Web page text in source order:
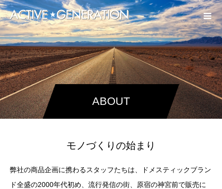
ABOUT
モノづくりの始まり
弊社の商品企画に携わるスタッフたちは、ドメスティックブラン
ド全盛の2000年代初め、流行発信の街、原宿の神宮前で販売に